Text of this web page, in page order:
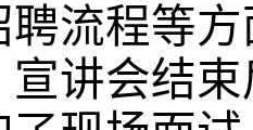
聘流程等
宣讲会结